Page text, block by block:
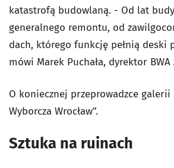
katastrofą budowlaną. - Od lat
generalnego remontu, od
dach, którego funkcję pełnią deski
mówi Marek Puchała, dyrektor BWA
O koniecznej przeprowadzce galerii
Wyborcza Wrocław”.
Sztuka na ruinach